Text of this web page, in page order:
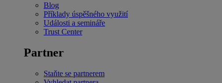
Blog
Příklady úspěšného využití
Události a semináře
Trust Center
Partner
Staňte se partnerem